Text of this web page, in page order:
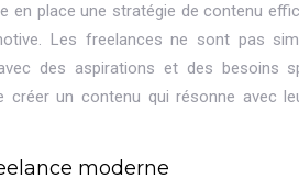
en place une stratégie de contenu
Les freelances ne sont pas
des aspirations et des besoins
créer un contenu qui résonne avec
moderne